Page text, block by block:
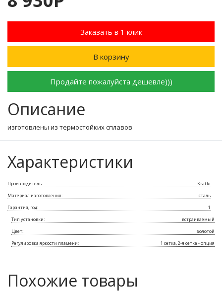
Заказать в 1 клик
В корзину
Продайте пожалуйста дешевле)))
Описание
изготовлены из термостойких сплавов
Характеристики
Производитель:
Kratki
Материал изготовления:
сталь
Гарантия, год:
1
Тип установки:
встраиваемый
Цвет:
золотой
Регулировка яркости пламени:
1 сетка, 2-я сетка - опция
Похожие товары